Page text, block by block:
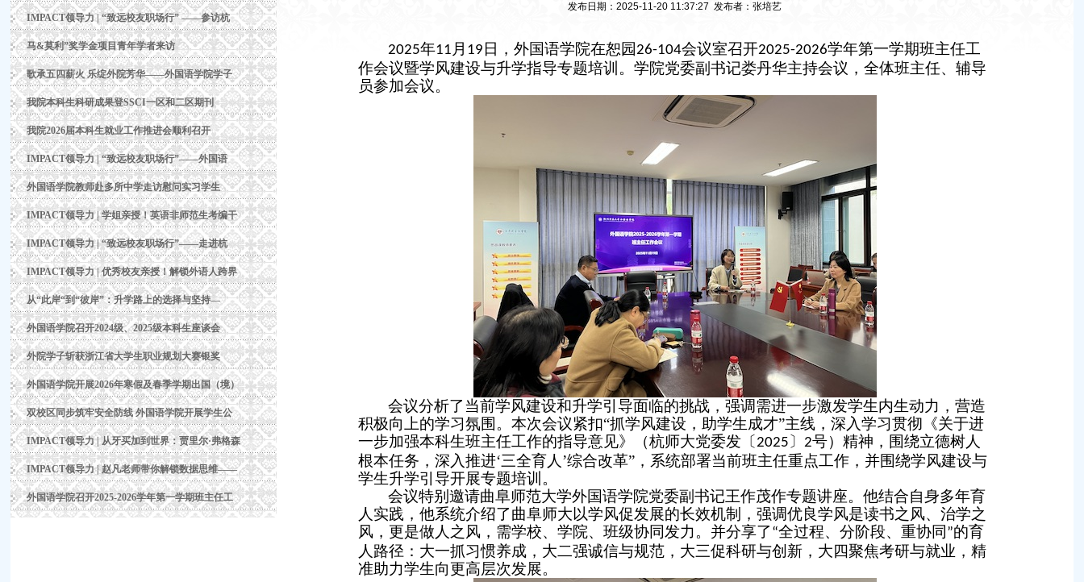
IMPACT领导力 | “致远校友职场行” ——参访杭
马&莫利”奖学金项目青年学者来访
歌承五四薪火 乐绽外院芳华——外国语学院学子
我院本科生科研成果登SSCI一区和二区期刊
我院2026届本科生就业工作推进会顺利召开
IMPACT领导力 | “致远校友职场行”——外国语
外国语学院教师赴多所中学走访慰问实习学生
IMPACT领导力 | 学姐亲授！英语非师范生考编干
IMPACT领导力 | “致远校友职场行”——走进杭
IMPACT领导力 | 优秀校友亲授！解锁外语人跨界
从“此岸“到“彼岸”：升学路上的选择与坚持—
外国语学院召开2024级、2025级本科生座谈会
外院学子斩获浙江省大学生职业规划大赛银奖
外国语学院开展2026年寒假及春季学期出国（境）
双校区同步筑牢安全防线 外国语学院开展学生公
IMPACT领导力 | 从牙买加到世界：贾里尔·弗格森
IMPACT领导力 | 赵凡老师带你解锁数据思维——
外国语学院召开2025-2026学年第一学期班主任工
发布日期：2025-11-20 11:37:27 发布者：张培艺
2025年11 月 19 日，外国语学院在恕园26-104会议室召开2025-2026学年第一学期班主任工
作会议暨学风建设与升学指导专题培训。学院党委副书记娄丹华主持会议，全体班主任、辅导
员参加会议。
会议分析了当前学风建设和升学引导面临的挑战，强调需进一步激发学生内生动力，营造
积极向上的学习氛围。本次会议紧扣“抓学风建设，助学生成才”主线，深入学习贯彻《关于进
一步加强本科生班主任工作的指导意见》（杭师大党委发〔 2025 〕 2号）精神，围绕立德树人
根本任务，深入推进‘三全育人’综合改革”，系统部署当前班主任重点工作，并围绕学风建设与
学生升学引导开展专题培训。
会议特别邀请曲阜师范大学外国语学院党委副书记王作茂作专题讲座。他结合自身多年育
人实践，他系统介绍了曲阜师大以学风促发展的长效机制，强调优良学风是读书之风、治学之
风，更是做人之风，需学校、学院、班级协同发力。 并分享了 “全过程、分阶段、重协同 ”的育
人路径：大一抓习惯养成，大二强诚信与规范，大三促科研与创新，大四聚焦考研与就业 ，精
准助力学生向更高层次发展。